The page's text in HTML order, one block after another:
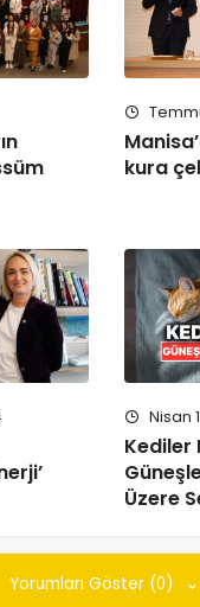
kura
Nisan
Kediler
Üzere
Yorumları Göster (0)